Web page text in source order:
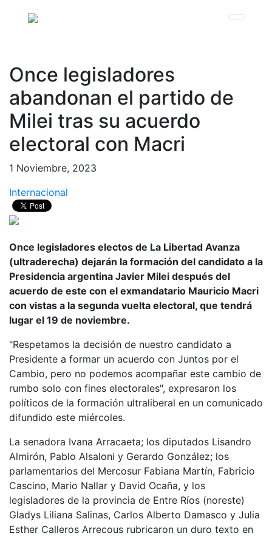
Once legisladores
abandonan el partido de
Milei tras su acuerdo
electoral con Macri
1 Noviembre, 2023
Internacional
Once legisladores electos de La Libertad Avanza
(ultraderecha) dejarán la formación del candidato a la
Presidencia argentina Javier Milei después del
acuerdo de este con el exmandatario Mauricio Macri
con vistas a la segunda vuelta electoral, que tendrá
lugar el 19 de noviembre.
"Respetamos la decisión de nuestro candidato a
Presidente a formar un acuerdo con Juntos por el
Cambio, pero no podemos acompañar este cambio de
rumbo solo con fines electorales", expresaron los
políticos de la formación ultraliberal en un comunicado
difundido este miércoles.
La senadora Ivana Arracaeta; los diputados Lisandro
Almirón, Pablo Alsaloni y Gerardo González; los
parlamentarios del Mercosur Fabiana Martín, Fabricio
Cascino, Mario Nallar y David Ocaña, y los
legisladores de la provincia de Entre Ríos (noreste)
Gladys Liliana Salinas, Carlos Alberto Damasco y Julia
Esther Calleros Arrecous rubricaron un duro texto en